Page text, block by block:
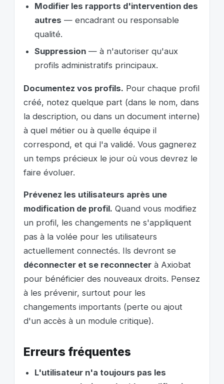
Modifier les rapports d'intervention des
autres — encadrant ou responsable
qualité.
Suppression — à n'autoriser qu'aux
profils administratifs principaux.
Documentez vos profils. Pour chaque profil
créé, notez quelque part (dans le nom, dans
la description, ou dans un document interne)
à quel métier ou à quelle équipe il
correspond, et qui l'a validé. Vous gagnerez
un temps précieux le jour où vous devrez le
faire évoluer.
Prévenez les utilisateurs après une
modification de profil. Quand vous modifiez
un profil, les changements ne s'appliquent
pas à la volée pour les utilisateurs
actuellement connectés. Ils devront se
déconnecter et se reconnecter à Axiobat
pour bénéficier des nouveaux droits. Pensez
à les prévenir, surtout pour les
changements importants (perte ou ajout
d'un accès à un module critique).
Erreurs fréquentes
L'utilisateur n'a toujours pas les